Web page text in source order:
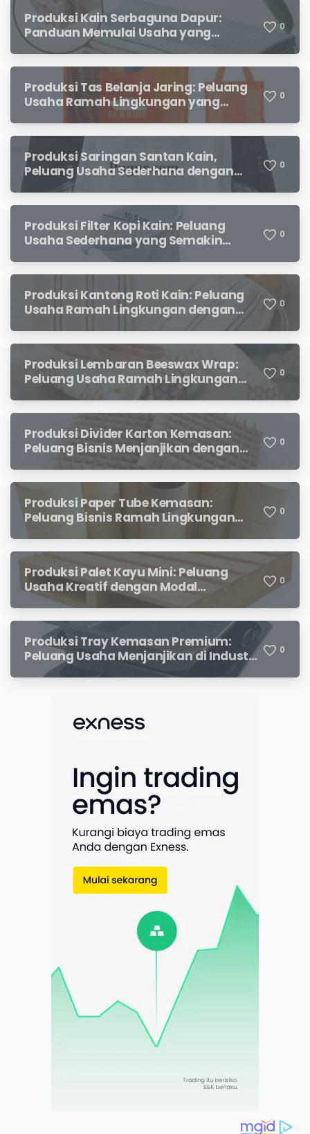
Produksi Kain Serbaguna Dapur:
Panduan Memulai Usaha yang
Menjanjikan untuk Pebisnis Pemula
0
Produksi Tas Belanja Jaring: Peluang
Usaha Ramah Lingkungan yang
0
Produksi Saringan Santan Kain,
Peluang Usaha Sederhana dengan
Permintaan yang Terus Meningkat
0
Produksi Filter Kopi Kain: Peluang
Usaha Sederhana yang Semakin
Diminati Pecinta Kopi
0
Produksi Kantong Roti Kain: Peluang
Usaha Ramah Lingkungan dengan
0
Produksi Lembaran Beeswax Wrap:
Peluang Usaha Ramah Lingkungan
yang Menjanjikan
0
Produksi Divider Karton Kemasan:
Peluang Bisnis Menjanjikan dengan
Permintaan yang Terus Meningkat
0
Produksi Paper Tube Kemasan:
Peluang Bisnis Ramah Lingkungan
0
Produksi Palet Kayu Mini: Peluang
Usaha Kreatif dengan Modal
Terjangkau dan Potensi Keuntungan
0
Produksi Tray Kemasan Premium:
Peluang Usaha Menjanjikan di Industri
Packaging Modern
0